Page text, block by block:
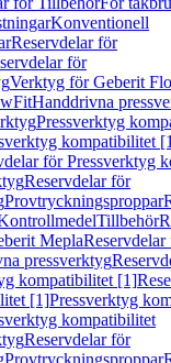
Konventionell
Reservdelar för
för
Verktyg för Geberit
Handdrivna
Pressverktyg
kompatibilitet
för Pressverktyg
Reservdelar för
Provtryckningsproppar
Tillbehör
Mepla
pressverktyg
kompatibilitet [1]
[1]Pressverktyg
kompatibilitet
Reservdelar för
Provtryckningsproppar